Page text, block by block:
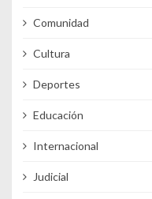
Comunidad
Cultura
Deportes
Educación
Internacional
Judicial